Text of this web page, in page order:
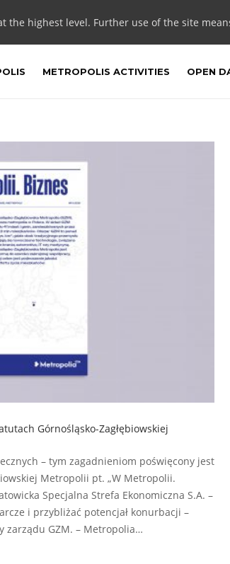
the highest level. Further use of the site
METROPOLIS ACTIVITIES OPEN
Górnośląsko-Zagłębiowskiej
– tym zagadnieniom poświęcony jest
Metropolii pt. „W Metropolii.
Specjalna Strefa Ekonomiczna S.A. –
i przybliżać potencjał konurbacji –
zarządu GZM. – Metropolia…